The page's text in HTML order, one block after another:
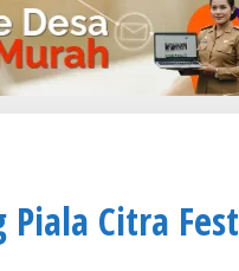
Citra